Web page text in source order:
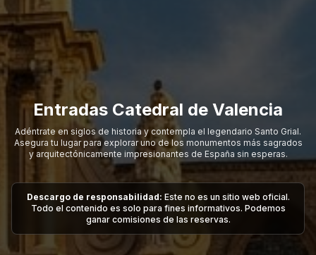
Entradas Catedral de Valencia
Adéntrate en siglos de historia y contempla el legendario Santo Grial.
Asegura tu lugar para explorar uno de los monumentos más sagrados
y arquitectónicamente impresionantes de España sin esperas.
Descargo de responsabilidad: Este no es un sitio web oficial.
Todo el contenido es solo para fines informativos. Podemos
ganar comisiones de las reservas.